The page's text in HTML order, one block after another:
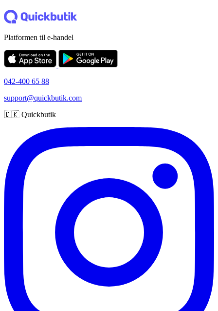
Platformen til e-handel
042-400 65 88
support@quickbutik.com
🇩🇰 Quickbutik